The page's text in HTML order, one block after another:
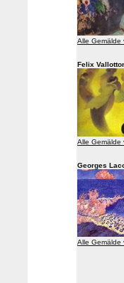
Alle Gemälde
Felix
Alle Gemälde
Georges
Alle Gemälde